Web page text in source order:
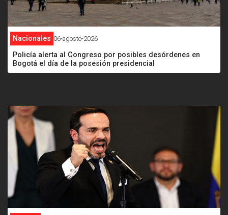
Nacionales 06-agosto-2026
Policía alerta al Congreso por posibles desórdenes en
Bogotá el día de la posesión presidencial